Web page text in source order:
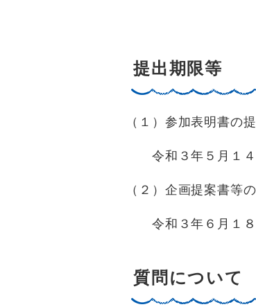
提出期限等
（１）参加表明書の
令和３年５月１４日
（２）企画提案書等
令和３年６月１８日
質問について